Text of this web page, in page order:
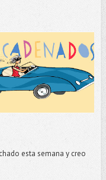
esta semana y creo